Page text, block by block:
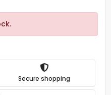
Secure shopping